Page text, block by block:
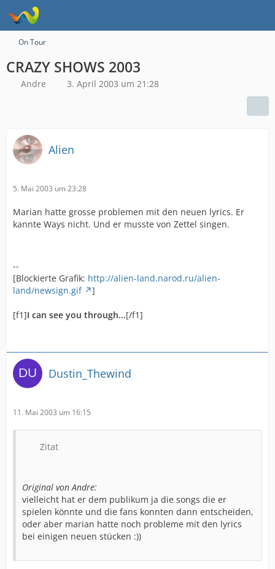
On Tour
CRAZY SHOWS 2003
Andre 3. April 2003 um 21:28
Alien
5. Mai 2003 um 23:28
Marian hatte grosse problemen mit den neuen lyrics. Er
kannte Ways nicht. Und er musste von Zettel singen.
--
[Blockierte Grafik: http://alien-land.narod.ru/alien-
land/newsign.gif
]
[f1]I can see you through...[/f1]
Dustin_Thewind
11. Mai 2003 um 16:15
Zitat
Original von Andre:
vielleicht hat er dem publikum ja die songs die er
spielen könnte und die fans konnten dann entscheiden,
oder aber marian hatte noch probleme mit den lyrics
bei einigen neuen stücken :))